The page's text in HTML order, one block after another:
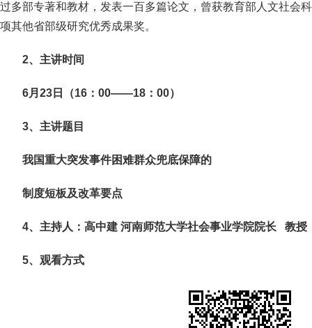
过多部专著和教材，发表一百多篇论文，曾获教育部人文社会
项其他省部级研究优秀成果奖。
2、 主讲时间
6月23日（16：00——18：00）
3、 主讲题目
我国重大突发事件困难群众兜底保障的
制度短板及改革要点
4、 主持人： 高中建 河南师范大学社会事业学院院长 教授
5、 观看方式